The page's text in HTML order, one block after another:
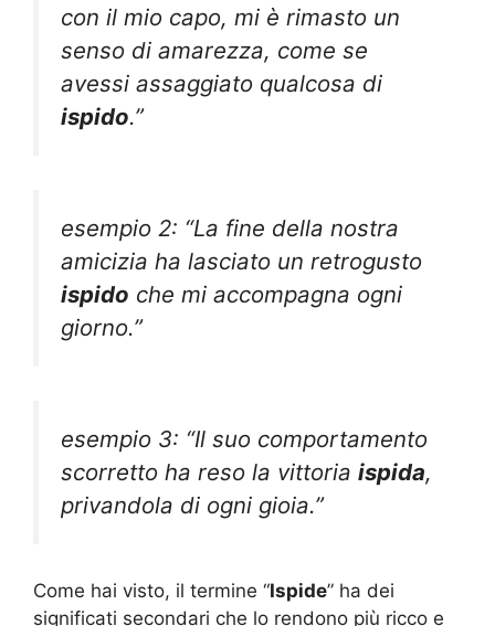
con il mio capo, mi è rimasto un
senso di amarezza, come se
avessi assaggiato qualcosa di
ispido.”
esempio 2: “La fine della nostra
amicizia ha lasciato un retrogusto
ispido che mi accompagna ogni
giorno.”
esempio 3: “Il suo comportamento
scorretto ha reso la vittoria ispida,
privandola di ogni gioia.”
Come hai visto, il termine “Ispide” ha dei
significati secondari che lo rendono più ricco e